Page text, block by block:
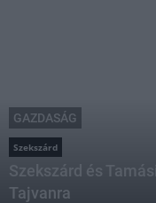
GAZDASÁG
Szekszárd
Szekszárd és
Tajvanra